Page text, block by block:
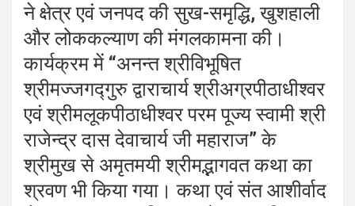
ने क्षेत्र एवं जनपद की सुख-समृद्धि, खुशहाली
और लोककल्याण की मंगलकामना की।
कार्यक्रम में “अनन्त श्रीविभूषित
श्रीमज्जगद्गुरु द्वाराचार्य श्रीअग्रपीठाधीश्वर
एवं श्रीमलूकपीठाधीश्वर परम पूज्य स्वामी श्री
राजेन्द्र दास देवाचार्य जी महाराज” के
श्रीमुख से अमृतमयी श्रीमद्भागवत कथा का
श्रवण भी किया गया। कथा एवं संत आशीर्वाद